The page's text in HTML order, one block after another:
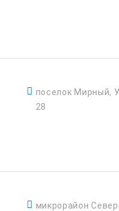
поселок Мирный,
28
микрорайон